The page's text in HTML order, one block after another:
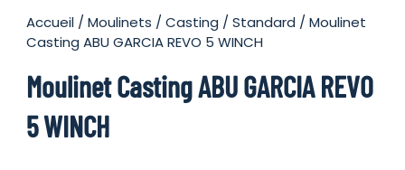
Accueil /Moulinets /Casting /Standard / Moulinet
Casting ABU GARCIA REVO 5 WINCH
Moulinet Casting ABU GARCIA REVO
5 WINCH